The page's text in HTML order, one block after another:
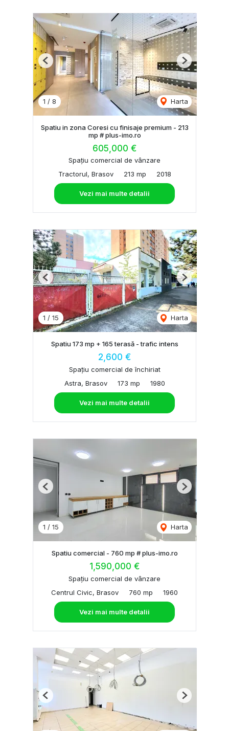
1 / 8 Harta
Previous Next
Spatiu in zona Coresi cu finisaje premium - 213
mp # plus-imo.ro
605,000 €
Spațiu comercial de vânzare
Tractorul, Brasov
213 mp 2018
Vezi mai multe detalii
1 / 15 Harta
Previous Next
Spatiu 173 mp + 165 terasă - trafic intens
2,600 €
Spațiu comercial de închiriat
Astra, Brasov
173 mp 1980
Vezi mai multe detalii
1 / 15 Harta
Previous Next
Spatiu comercial - 760 mp # plus-imo.ro
1,590,000 €
Spațiu comercial de vânzare
Centrul Civic, Brasov
760 mp 1960
Vezi mai multe detalii
Previous Next